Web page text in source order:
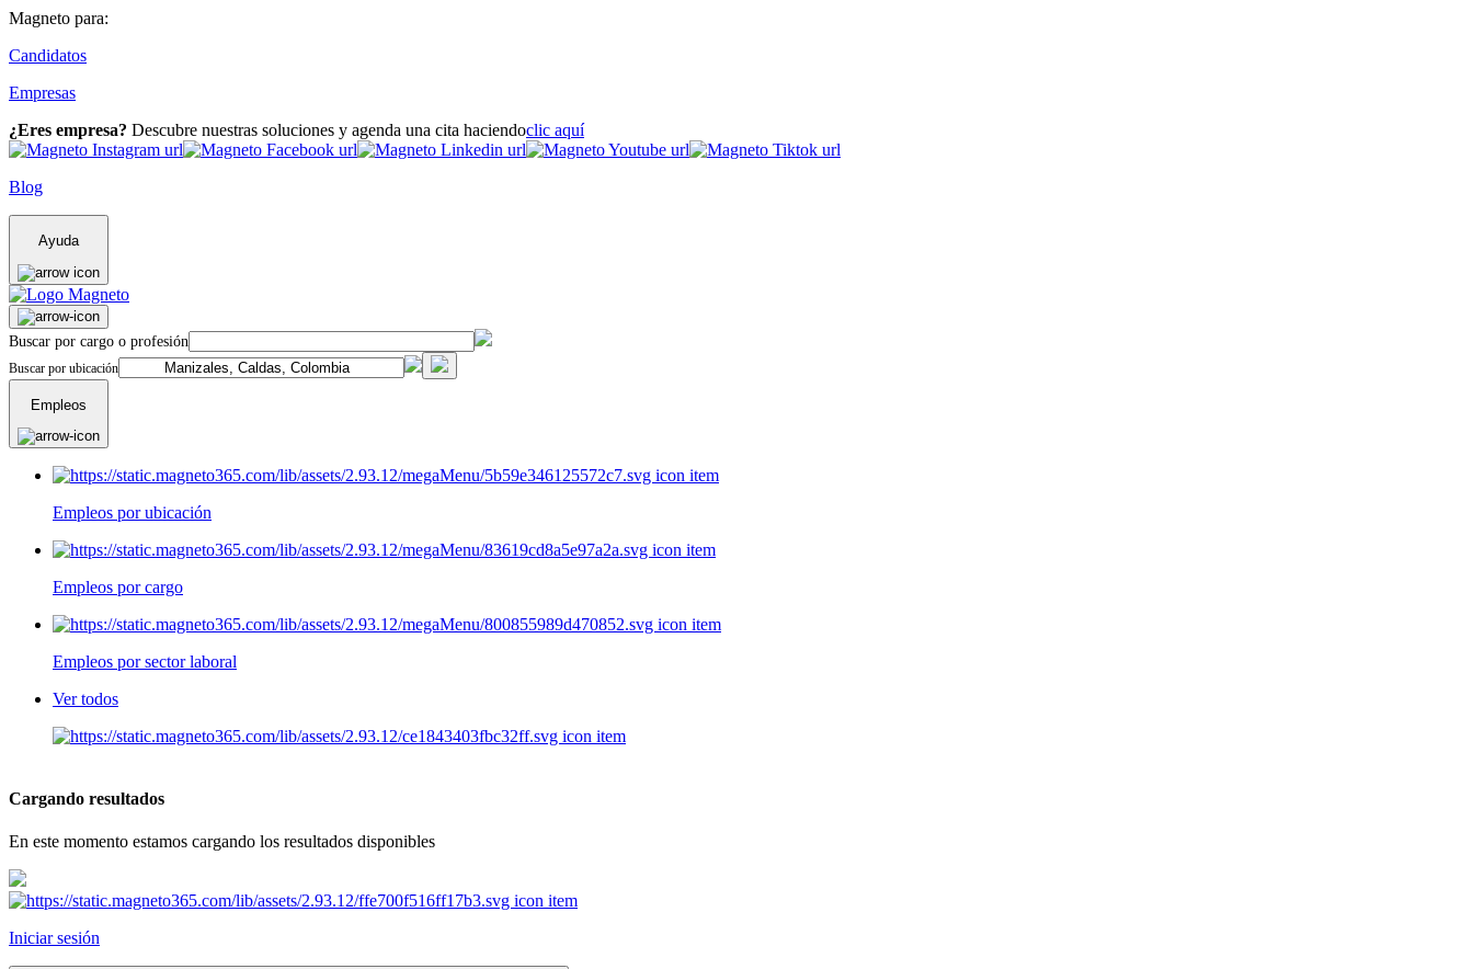
Magneto para:
Candidatos
Empresas
¿Eres empresa? Descubre nuestras soluciones y agenda una cita haciendoclic aquí
Blog
Ayuda
Buscar por cargo o profesión
Buscar por ubicación
Empleos
Empleos por ubicación
Empleos por cargo
Empleos por sector laboral
Ver todos
Cargando resultados
En este momento estamos cargando los resultados disponibles
Iniciar sesión